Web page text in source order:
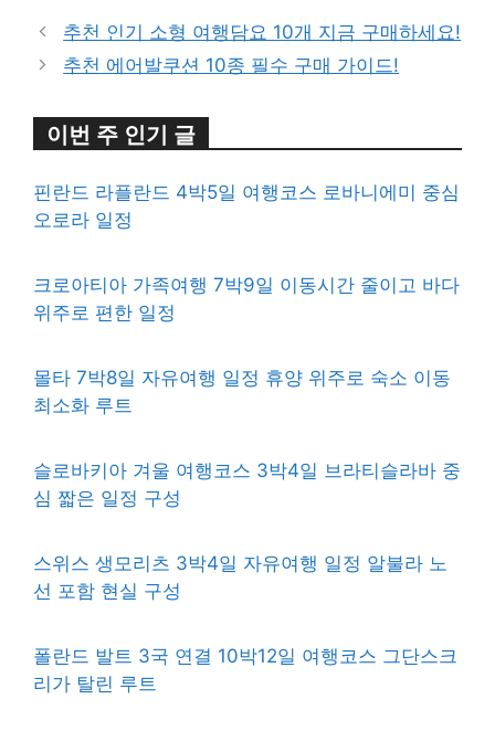
추천 인기 소형 여행담요 10개 지금 구매하세요!
추천 에어발쿠션 10종 필수 구매 가이드!
이번 주 인기 글
핀란드 라플란드 4박5일 여행코스 로바니에미 중심
오로라 일정
크로아티아 가족여행 7박9일 이동시간 줄이고 바다
위주로 편한 일정
몰타 7박8일 자유여행 일정 휴양 위주로 숙소 이동
최소화 루트
슬로바키아 겨울 여행코스 3박4일 브라티슬라바 중
심 짧은 일정 구성
스위스 생모리츠 3박4일 자유여행 일정 알불라 노
선 포함 현실 구성
폴란드 발트 3국 연결 10박12일 여행코스 그단스크
리가 탈린 루트